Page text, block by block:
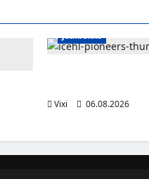
Jääkiekko
Vixi
06.08.2026